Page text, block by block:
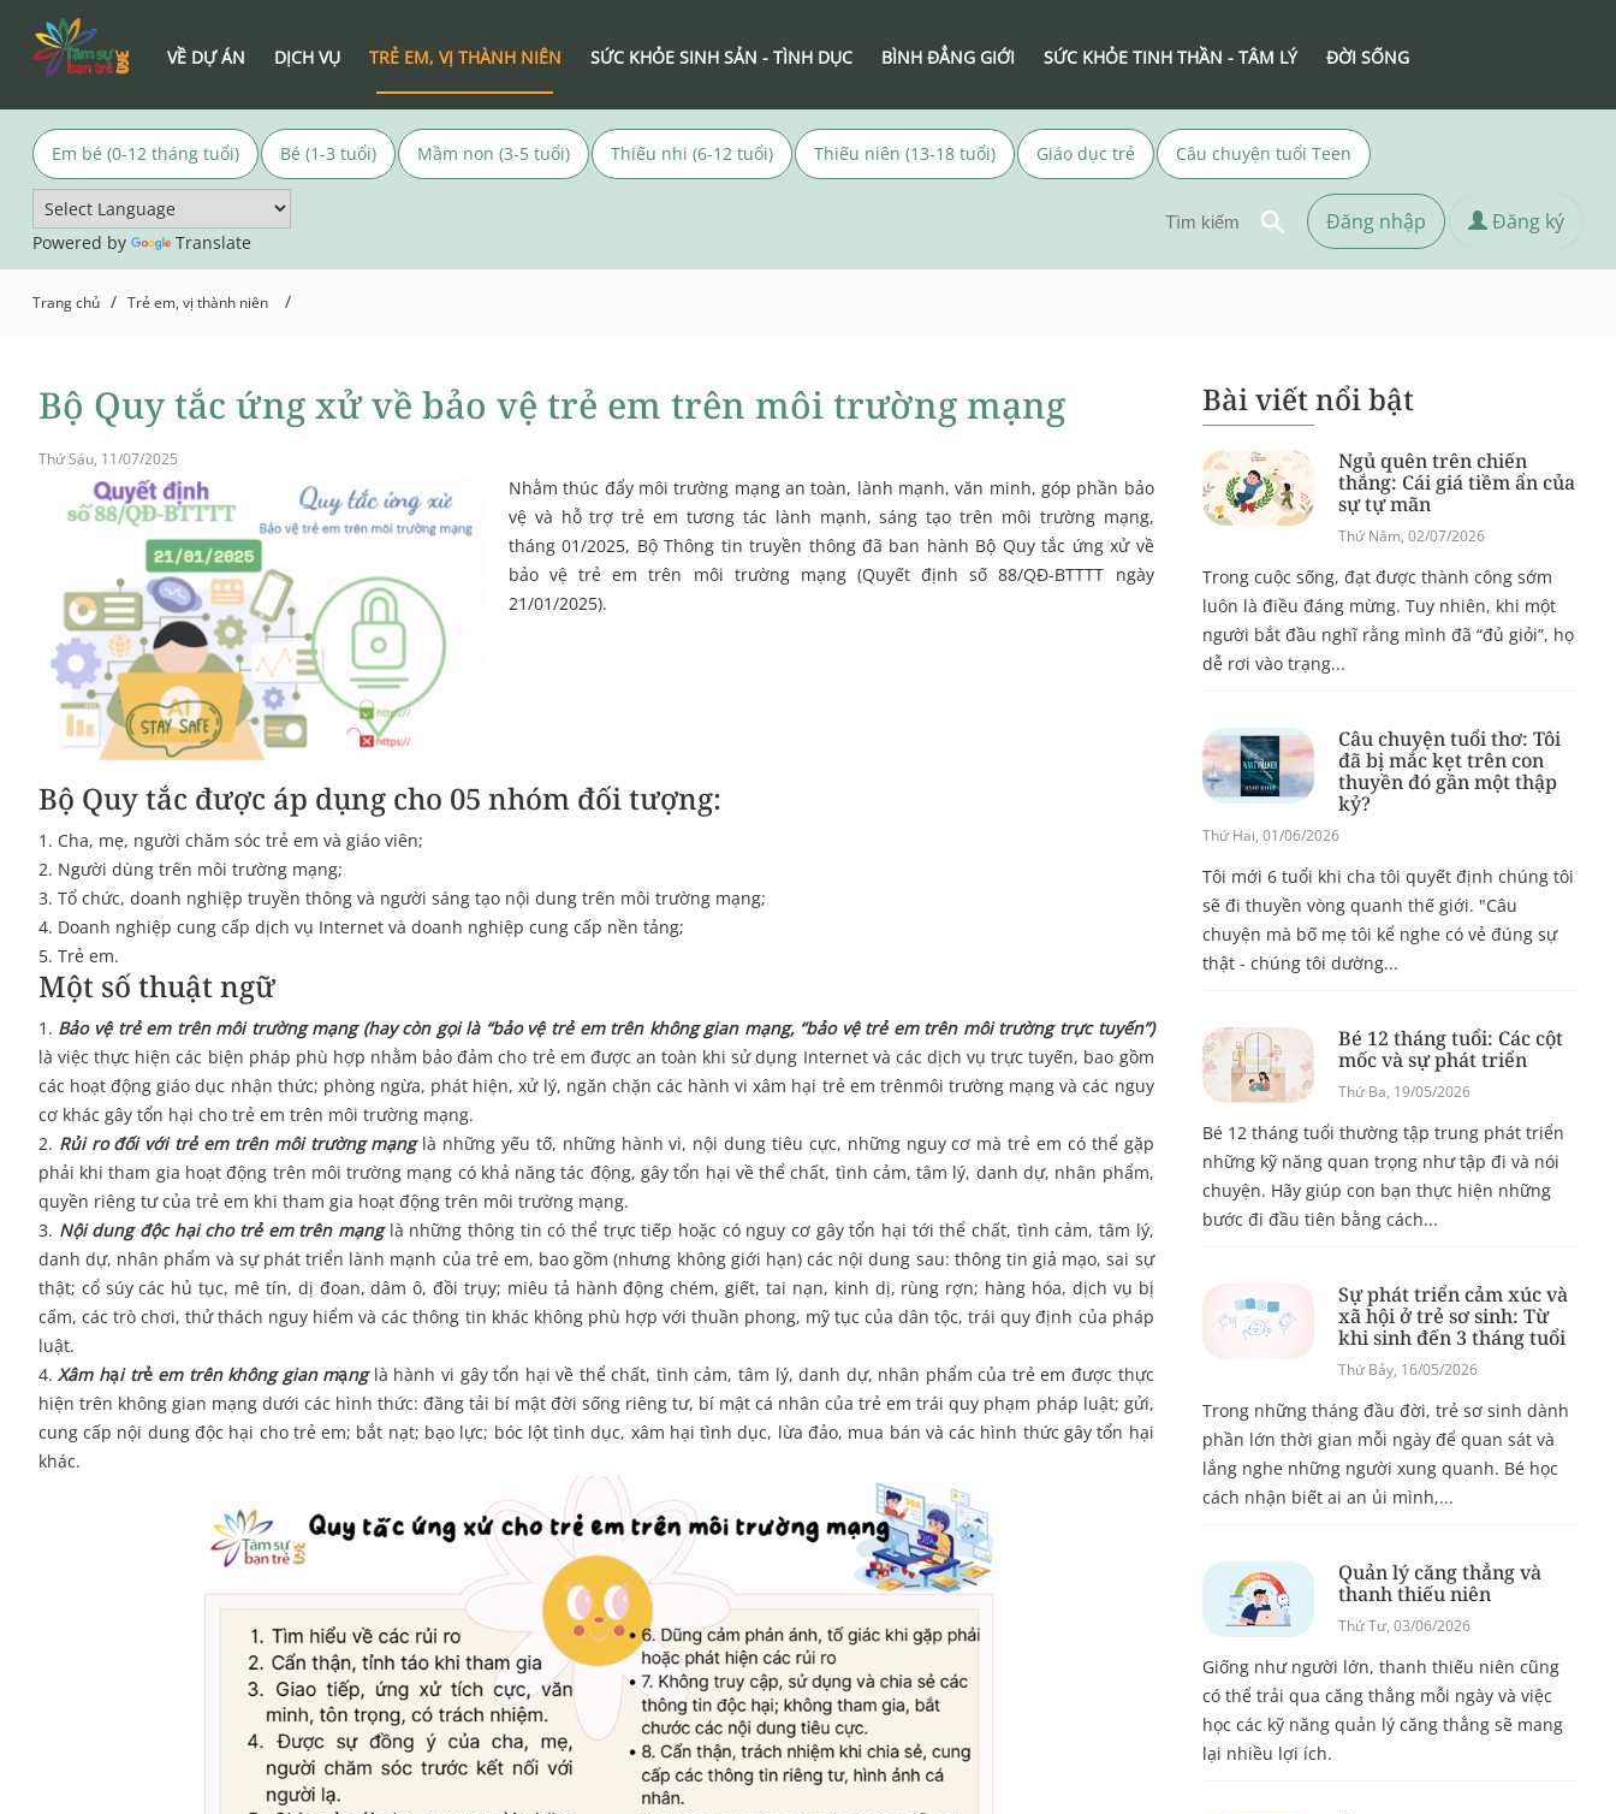
VỀ DỰ ÁN DỊCH VỤ TRẺ EM, VỊ THÀNH NIÊN SỨC KHỎE SINH SẢN - TÌNH DỤC BÌNH ĐẲNG GIỚI SỨC KHỎE TINH THẦN - TÂM LÝ ĐỜI SỐNG
Em bé (0-12 tháng tuổi) Bé (1-3 tuổi) Mầm non (3-5 tuổi) Thiếu nhi (6-12 tuổi) Thiếu niên (13-18 tuổi) Giáo dục trẻ Câu chuyện tuổi Teen
Powered by Translate
Đăng nhập Đăng ký
Trang chủ / Trẻ em, vị thành niên /
Bộ Quy tắc ứng xử về bảo vệ trẻ em trên môi trường mạng
Thứ Sáu, 11/07/2025
Nhằm thúc đẩy môi trường mạng an toàn, lành mạnh, văn minh, góp phần bảo
vệ và hỗ trợ trẻ em tương tác lành mạnh, sáng tạo trên môi trường mạng,
tháng 01/2025, Bộ Thông tin truyền thông đã ban hành Bộ Quy tắc ứng xử về
bảo vệ trẻ em trên môi trường mạng (Quyết định số 88/QĐ-BTTTT ngày
21/01/2025).
Bộ Quy tắc được áp dụng cho 05 nhóm đối tượng:
Cha, mẹ, người chăm sóc trẻ em và giáo viên;
Người dùng trên môi trường mạng;
Tổ chức, doanh nghiệp truyền thông và người sáng tạo nội dung trên môi trường mạng;
Doanh nghiệp cung cấp dịch vụ Internet và doanh nghiệp cung cấp nền tảng;
Trẻ em.
Một số thuật ngữ
Bảo vệ trẻ em trên môi trường mạng (hay còn gọi là “bảo vệ trẻ em trên không gian mạng, “bảo vệ trẻ em trên môi trường trực tuyến”)
là việc thực hiện các biện pháp phù hợp nhằm bảo đảm cho trẻ em được an toàn khi sử dụng Internet và các dịch vụ trực tuyến, bao gồm
các hoạt động giáo dục nhận thức; phòng ngừa, phát hiện, xử lý, ngăn chặn các hành vi xâm hại trẻ em trênmôi trường mạng và các nguy
cơ khác gây tổn hại cho trẻ em trên môi trường mạng.
Rủi ro đối với trẻ em trên môi trường mạng là những yếu tố, những hành vi, nội dung tiêu cực, những nguy cơ mà trẻ em có thể gặp
phải khi tham gia hoạt động trên môi trường mạng có khả năng tác động, gây tổn hại về thể chất, tình cảm, tâm lý, danh dự, nhân phẩm,
quyền riêng tư của trẻ em khi tham gia hoạt động trên môi trường mạng.
Nội dung độc hại cho trẻ em trên mạnglà những thông tin có thể trực tiếp hoặc có nguy cơ gây tổn hại tới thể chất, tình cảm, tâm lý,
danh dự, nhân phẩm và sự phát triển lành mạnh của trẻ em, bao gồm (nhưng không giới hạn) các nội dung sau: thông tin giả mạo, sai sự
thật; cổ súy các hủ tục, mê tín, dị đoan, dâm ô, đồi trụy; miêu tả hành động chém, giết, tai nạn, kinh dị, rùng rợn; hàng hóa, dịch vụ bị
cấm, các trò chơi, thử thách nguy hiểm và các thông tin khác không phù hợp với thuần phong, mỹ tục của dân tộc, trái quy định của pháp
luật.
Xâm hại trẻ em trên không gian mạng là hành vi gây tổn hại về thể chất, tình cảm, tâm lý, danh dự, nhân phẩm của trẻ em được thực
hiện trên không gian mạng dưới các hình thức: đăng tải bí mật đời sống riêng tư, bí mật cá nhân của trẻ em trái quy phạm pháp luật; gửi,
cung cấp nội dung độc hại cho trẻ em; bắt nạt; bạo lực; bóc lột tình dục, xâm hại tình dục, lừa đảo, mua bán và các hình thức gây tổn hại
khác.
Bài viết nổi bật
Ngủ quên trên chiến
thắng: Cái giá tiềm ẩn của
sự tự mãn
Thứ Năm, 02/07/2026
Trong cuộc sống, đạt được thành công sớm
luôn là điều đáng mừng. Tuy nhiên, khi một
người bắt đầu nghĩ rằng mình đã “đủ giỏi”, họ
dễ rơi vào trạng...
Câu chuyện tuổi thơ: Tôi
đã bị mắc kẹt trên con
thuyền đó gần một thập
kỷ?
Thứ Hai, 01/06/2026
Tôi mới 6 tuổi khi cha tôi quyết định chúng tôi
sẽ đi thuyền vòng quanh thế giới. "Câu
chuyện mà bố mẹ tôi kể nghe có vẻ đúng sự
thật - chúng tôi dường...
Bé 12 tháng tuổi: Các cột
mốc và sự phát triển
Thứ Ba, 19/05/2026
Bé 12 tháng tuổi thường tập trung phát triển
những kỹ năng quan trọng như tập đi và nói
chuyện. Hãy giúp con bạn thực hiện những
bước đi đầu tiên bằng cách...
Sự phát triển cảm xúc và
xã hội ở trẻ sơ sinh: Từ
khi sinh đến 3 tháng tuổi
Thứ Bảy, 16/05/2026
Trong những tháng đầu đời, trẻ sơ sinh dành
phần lớn thời gian mỗi ngày để quan sát và
lắng nghe những người xung quanh. Bé học
cách nhận biết ai an ủi mình,...
Quản lý căng thẳng và
thanh thiếu niên
Thứ Tư, 03/06/2026
Giống như người lớn, thanh thiếu niên cũng
có thể trải qua căng thẳng mỗi ngày và việc
học các kỹ năng quản lý căng thẳng sẽ mang
lại nhiều lợi ích.